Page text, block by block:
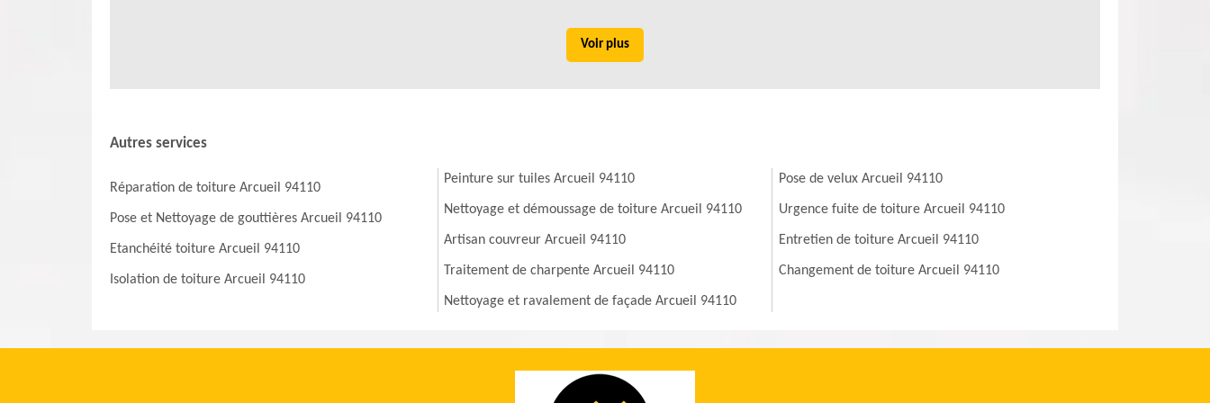
Voir plus
Autres services
Réparation de toiture Arcueil 94110
Pose et Nettoyage de gouttières Arcueil 94110
Etanchéité toiture Arcueil 94110
Isolation de toiture Arcueil 94110
Peinture sur tuiles Arcueil 94110
Nettoyage et démoussage de toiture Arcueil 94110
Artisan couvreur Arcueil 94110
Traitement de charpente Arcueil 94110
Nettoyage et ravalement de façade Arcueil 94110
Pose de velux Arcueil 94110
Urgence fuite de toiture Arcueil 94110
Entretien de toiture Arcueil 94110
Changement de toiture Arcueil 94110